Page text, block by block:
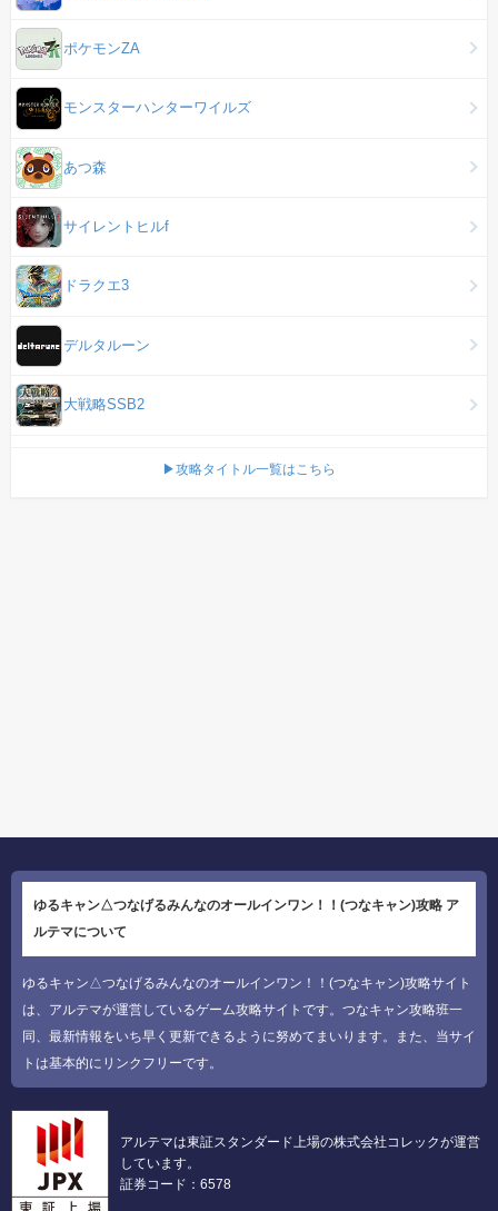
ポケモンZA
モンスターハンターワイルズ
あつ森
サイレントヒルf
ドラクエ3
デルタルーン
大戦略SSB2
▶攻略タイトル一覧はこちら
ゆるキャン△つなげるみんなのオールインワン！！(つなキャン)攻略 ア
ルテマについて
ゆるキャン△つなげるみんなのオールインワン！！(つなキャン)攻略サイト
は、アルテマが運営しているゲーム攻略サイトです。つなキャン攻略班一
同、最新情報をいち早く更新できるように努めてまいります。また、当サイ
トは基本的にリンクフリーです。
アルテマは東証スタンダード上場の株式会社コレックが運営
しています。
証券コード：6578